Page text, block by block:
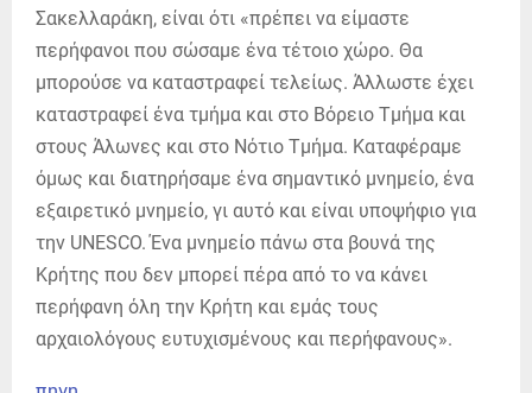
Σακελλαράκη, είναι ότι «πρέπει να είμαστε
περήφανοι που σώσαμε ένα τέτοιο χώρο. Θα
μπορούσε να καταστραφεί τελείως. Άλλωστε έχει
καταστραφεί ένα τμήμα και στο Βόρειο Τμήμα και
στους Άλωνες και στο Νότιο Τμήμα. Καταφέραμε
όμως και διατηρήσαμε ένα σημαντικό μνημείο, ένα
εξαιρετικό μνημείο, γι αυτό και είναι υποψήφιο για
την UNESCO. Ένα μνημείο πάνω στα βουνά της
Κρήτης που δεν μπορεί πέρα από το να κάνει
περήφανη όλη την Κρήτη και εμάς τους
αρχαιολόγους ευτυχισμένους και περήφανους».